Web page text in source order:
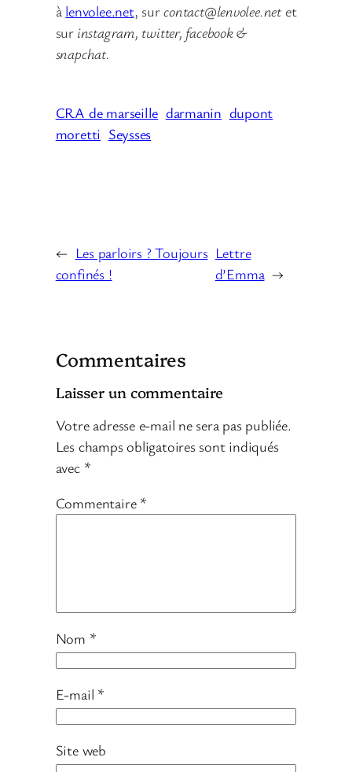
à lenvolee.net, surcontact@lenvolee.netet
sur instagram, twitter, facebook &
snapchat.
CRA de marseille darmanin dupont
moretti Seysses
← Les parloirs ? Toujours
confinés !
Lettre
d’Emma →
Commentaires
Laisser un commentaire
Votre adresse e-mail ne sera pas publiée.
Les champs obligatoires sont indiqués
avec *
Commentaire *
Nom *
E-mail *
Site web